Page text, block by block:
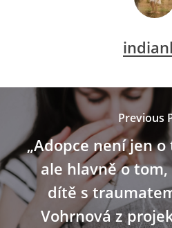
Previous
„Adopce není jen
ale hlavně o
dítě s
Vohrnová z